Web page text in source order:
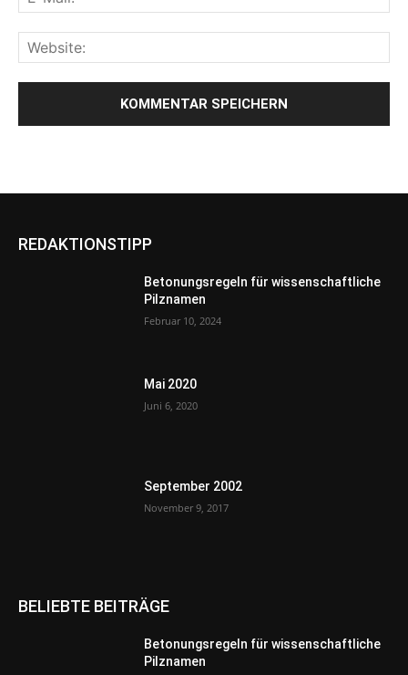
REDAKTIONSTIPP
Betonungsregeln für wissenschaftliche
Pilznamen
Februar 10, 2024
Mai 2020
Juni 6, 2020
September 2002
November 9, 2017
BELIEBTE BEITRÄGE
Betonungsregeln für wissenschaftliche
Pilznamen